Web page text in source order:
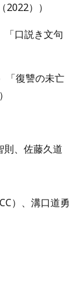
） ）
「口説き文句
「復讐の未亡
）
則、佐藤久道
）、溝口道勇